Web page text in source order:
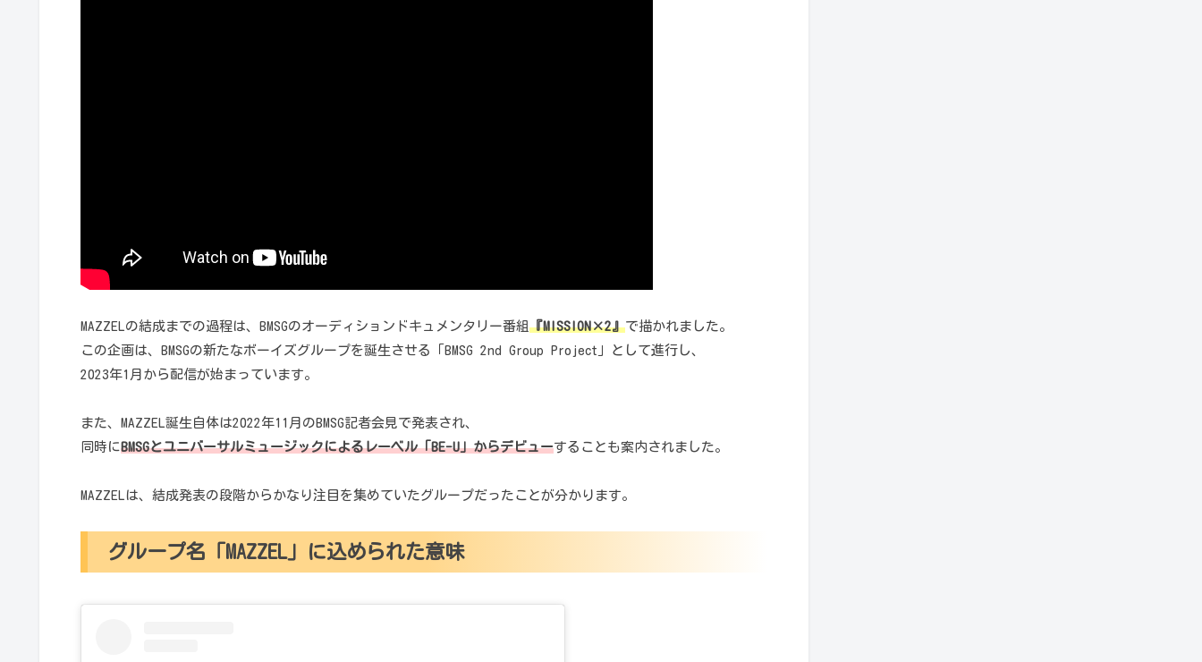
MAZZELの結成までの過程は、BMSGのオーディションドキュメンタリー番組 『MISSION×2』で描かれました。
この企画は、BMSGの新たなボーイズグループを誕生させる「BMSG 2nd Group Project」として進行し、
2023年1月から配信が始まっています。
また、MAZZEL誕生自体は2022年11月のBMSG記者会見で発表され、
同時にBMSGとユニバーサルミュージックによるレーベル「BE-U」からデビューすることも案内されました。
MAZZELは、結成発表の段階からかなり注目を集めていたグループだったことが分かります。
グループ名「MAZZEL」に込められた意味